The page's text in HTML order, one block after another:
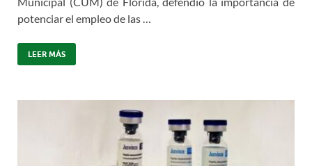
potenciar el empleo de las …
LEER MÁS